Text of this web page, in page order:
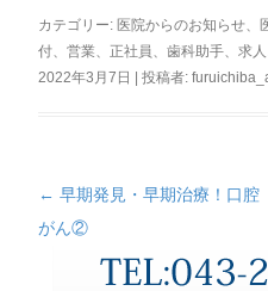
カテゴリー: 医院からのお知らせ、
付、営業、 正社員、歯科助手、求人
2022年3月7日
|投稿者:
投
← 早期発見・早期治療！口腔
がん②